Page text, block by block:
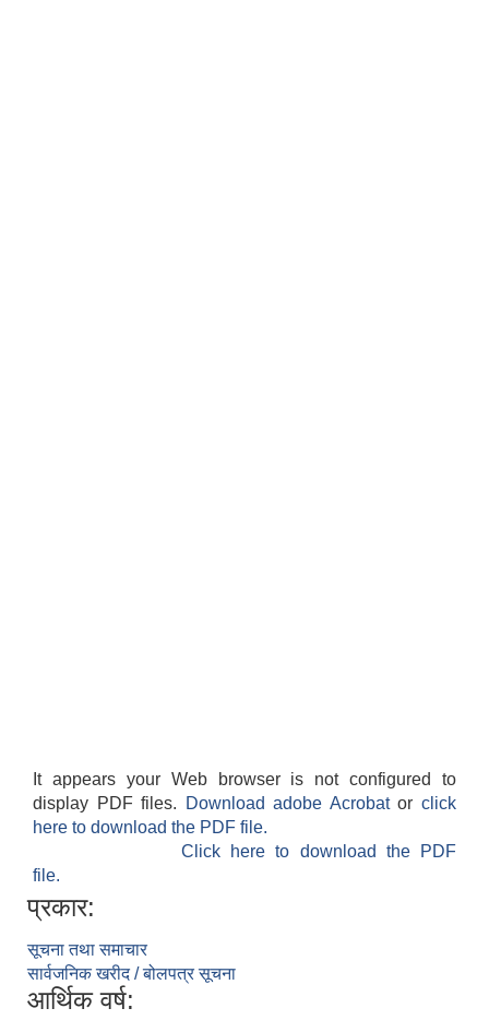
It appears your Web browser is not configured to
display PDF files.
Download adobe Acrobatorclick
here to download the PDF file.
Click here to download the PDF
file.
प्रकार:
सूचना तथा समाचार
सार्वजनिक खरीद / बोलपत्र सूचना
आर्थिक वर्ष: